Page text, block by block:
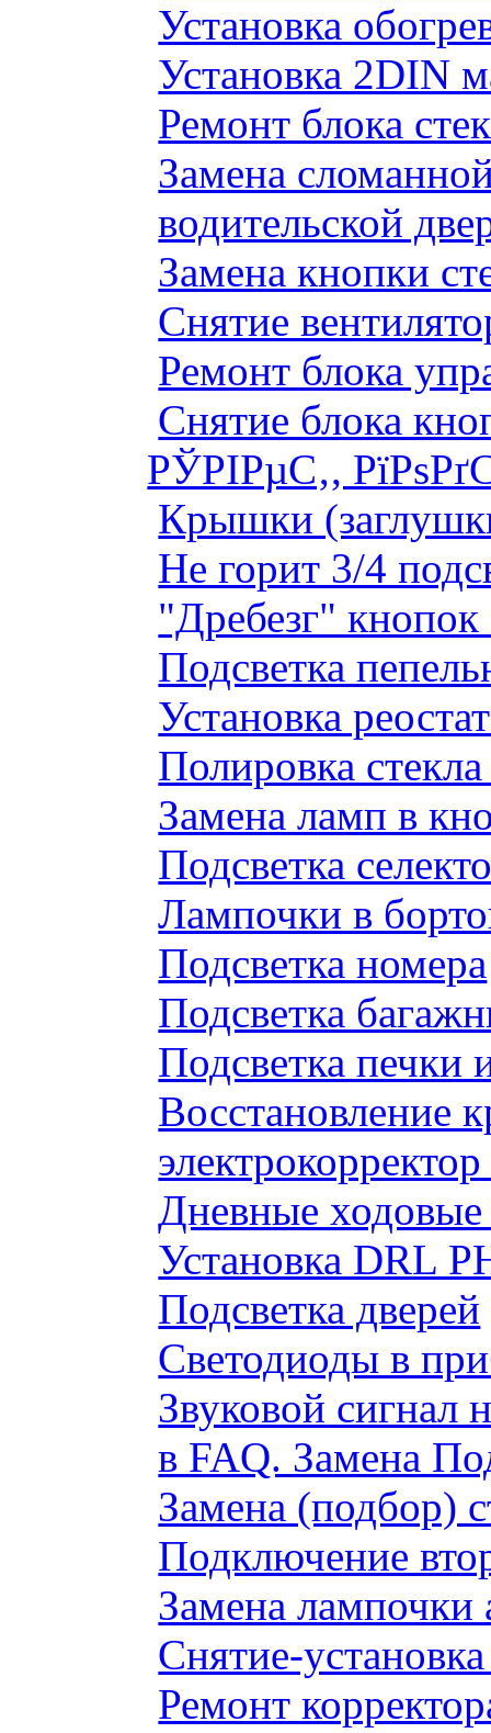
Установка
Установка 2DIN
Ремонт блока
Замена
водительской
Замена кнопки
Снятие
Ремонт блока
Снятие блока
РЎРІРµС‚,
Крышки
Не горит 3/4
"Дребезг"
Подсветка
Установка
Полировка
Замена ламп в
Подсветка
Лампочки в
Подсветка номера
Подсветка
Подсветка печки
Восстановление
Дневные ходовые
Установка DRL
Подсветка дверей
Светодиоды в
Звуковой сигнал
в FAQ. Замена
Замена (подбор)
Подключение
Замена лампочки
Снятие-
Ремонт